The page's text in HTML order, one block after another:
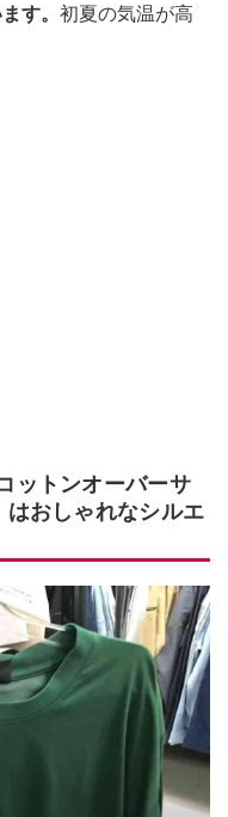
す。 初夏の気温が高
ットンオーバーサ
おしゃれなシルエ